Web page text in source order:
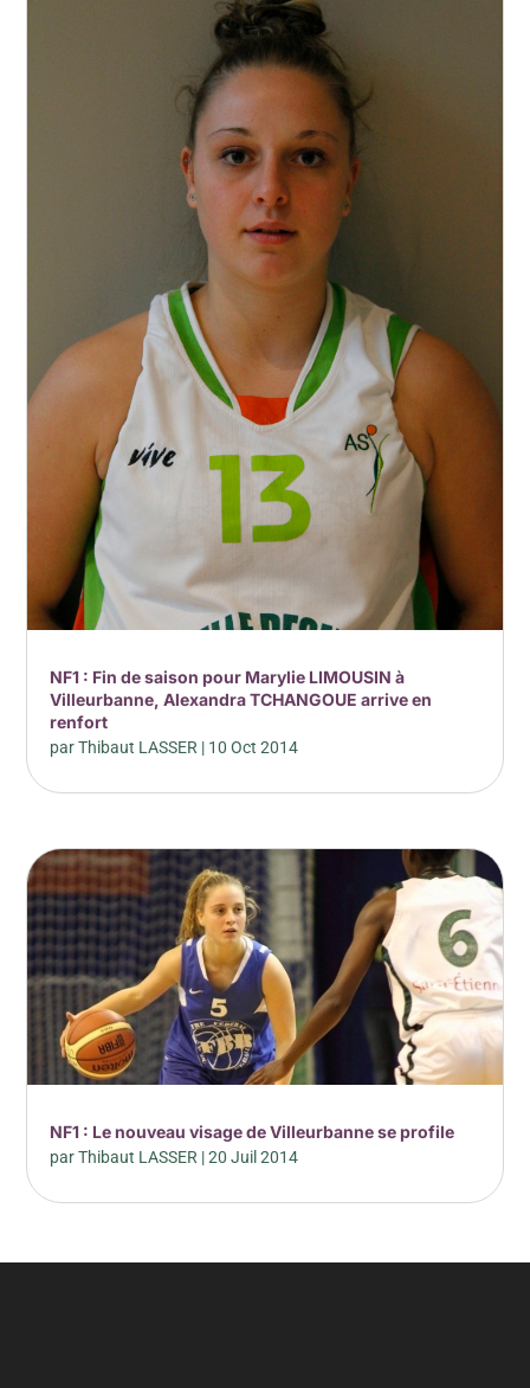
NF1 : Fin de saison pour Marylie LIMOUSIN à
Villeurbanne, Alexandra TCHANGOUE arrive en
renfort
parThibaut LASSER | 10 Oct 2014
NF1 : Le nouveau visage de Villeurbanne se profile
parThibaut LASSER |20 Juil 2014